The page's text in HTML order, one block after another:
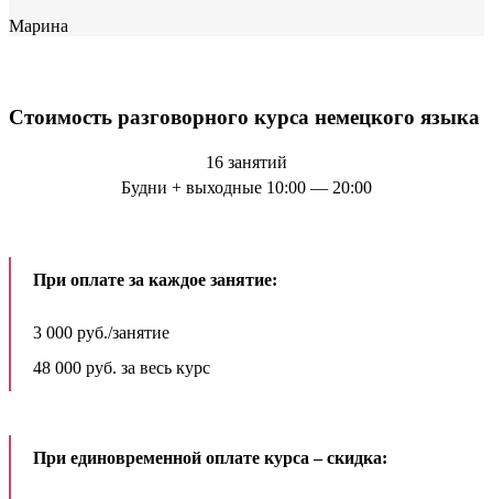
Марина
Стоимость разговорного курса немецкого языка
16 занятий
Будни + выходные 10:00 — 20:00
При оплате за каждое занятие:
3 000 руб./занятие
48 000 руб. за весь курс
При единовременной оплате курса – скидка: